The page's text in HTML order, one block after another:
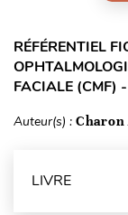
RÉFÉRENTIEL
FACIALE (CMF)
Auteur(s) : Charon
LIVRE